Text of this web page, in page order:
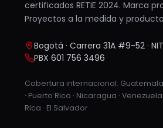
certificados RETIE 2024. Marca
Proyectos a la medida y
Bogotá · Carrera 31A #9-52 ·
PBX 601 756 3496
Cobertura internacional: Guatemala
· Puerto Rico · Nicaragua ·
Rica · El Salvador